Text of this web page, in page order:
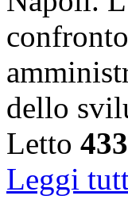
dello
Letto
Leggi